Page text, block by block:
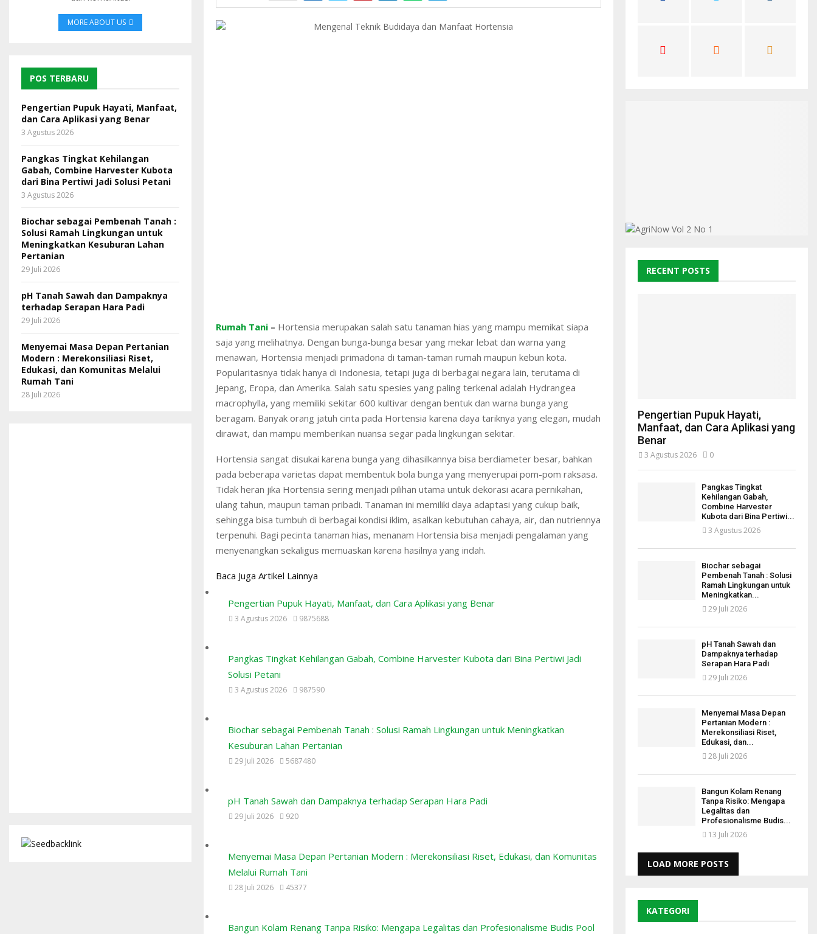
Rumah Tani – Hortensia merupakan salah satu tanaman hias yang mampu memikat siapa
saja yang melihatnya. Dengan bunga-bunga besar yang mekar lebat dan warna yang
menawan, Hortensia menjadi primadona di taman-taman rumah maupun kebun kota.
Popularitasnya tidak hanya di Indonesia, tetapi juga di berbagai negara lain, terutama di
Jepang, Eropa, dan Amerika. Salah satu spesies yang paling terkenal adalah Hydrangea
macrophylla, yang memiliki sekitar 600 kultivar dengan bentuk dan warna bunga yang
beragam. Banyak orang jatuh cinta pada Hortensia karena daya tariknya yang elegan, mudah
dirawat, dan mampu memberikan nuansa segar pada lingkungan sekitar.
Hortensia sangat disukai karena bunga yang dihasilkannya bisa berdiameter besar, bahkan
pada beberapa varietas dapat membentuk bola bunga yang menyerupai pom-pom raksasa.
Tidak heran jika Hortensia sering menjadi pilihan utama untuk dekorasi acara pernikahan,
ulang tahun, maupun taman pribadi. Tanaman ini memiliki daya adaptasi yang cukup baik,
sehingga bisa tumbuh di berbagai kondisi iklim, asalkan kebutuhan cahaya, air, dan nutriennya
terpenuhi. Bagi pecinta tanaman hias, menanam Hortensia bisa menjadi pengalaman yang
menyenangkan sekaligus memuaskan karena hasilnya yang indah.
Baca Juga Artikel Lainnya
Pengertian Pupuk Hayati, Manfaat, dan Cara Aplikasi yang Benar
3 Agustus 2026 9875688
Pangkas Tingkat Kehilangan Gabah, Combine Harvester Kubota dari Bina Pertiwi Jadi
Solusi Petani
3 Agustus 2026 987590
Biochar sebagai Pembenah Tanah : Solusi Ramah Lingkungan untuk Meningkatkan
Kesuburan Lahan Pertanian
29 Juli 2026 5687480
pH Tanah Sawah dan Dampaknya terhadap Serapan Hara Padi
29 Juli 2026 920
Menyemai Masa Depan Pertanian Modern : Merekonsiliasi Riset, Edukasi, dan Komunitas
Melalui Rumah Tani
28 Juli 2026 45377
Bangun Kolam Renang Tanpa Risiko: Mengapa Legalitas dan Profesionalisme Budis Pool
MORE ABOUT US
POS TERBARU
Pengertian Pupuk Hayati, Manfaat,
dan Cara Aplikasi yang Benar
3 Agustus 2026
Pangkas Tingkat Kehilangan
Gabah, Combine Harvester Kubota
dari Bina Pertiwi Jadi Solusi Petani
3 Agustus 2026
Biochar sebagai Pembenah Tanah :
Solusi Ramah Lingkungan untuk
Meningkatkan Kesuburan Lahan
Pertanian
29 Juli 2026
pH Tanah Sawah dan Dampaknya
terhadap Serapan Hara Padi
29 Juli 2026
Menyemai Masa Depan Pertanian
Modern : Merekonsiliasi Riset,
Edukasi, dan Komunitas Melalui
Rumah Tani
28 Juli 2026
RECENT POSTS
Pengertian Pupuk Hayati,
Manfaat, dan Cara Aplikasi yang
Benar
3 Agustus 2026 0
Pangkas Tingkat
Kehilangan Gabah,
Combine Harvester
Kubota dari Bina Pertiwi...
3 Agustus 2026
Biochar sebagai
Pembenah Tanah : Solusi
Ramah Lingkungan untuk
Meningkatkan...
29 Juli 2026
pH Tanah Sawah dan
Dampaknya terhadap
Serapan Hara Padi
29 Juli 2026
Menyemai Masa Depan
Pertanian Modern :
Merekonsiliasi Riset,
Edukasi, dan...
28 Juli 2026
Bangun Kolam Renang
Tanpa Risiko: Mengapa
Legalitas dan
Profesionalisme Budis...
13 Juli 2026
LOAD MORE POSTS
KATEGORI